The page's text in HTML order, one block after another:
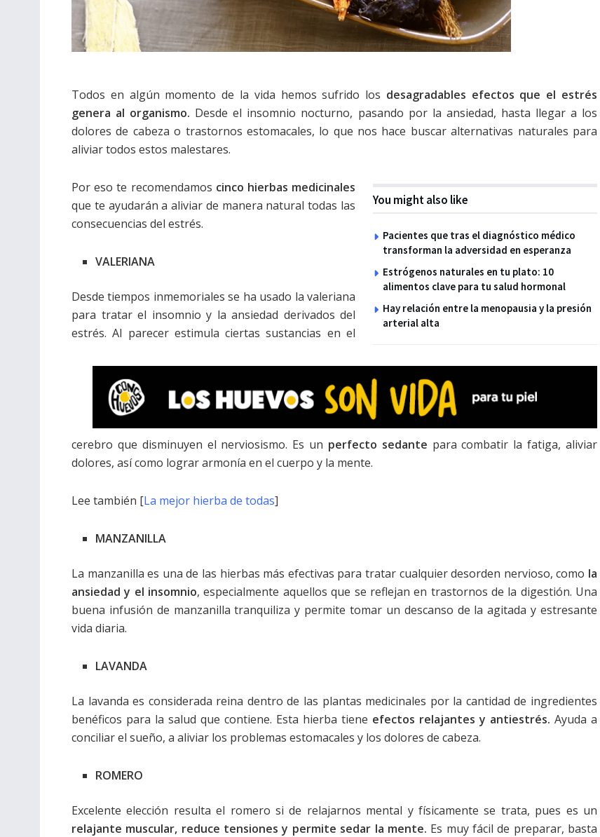
Todos en algún momento de la vida hemos sufrido los desagradables efectos que el estrés
genera al organismo. Desde el insomnio nocturno, pasando por la ansiedad, hasta llegar a los
dolores de cabeza o trastornos estomacales, lo que nos hace buscar alternativas naturales para
aliviar todos estos malestares.
You might also like
Pacientes que tras el diagnóstico médico
transforman la adversidad en esperanza
Estrógenos naturales en tu plato: 10
alimentos clave para tu salud hormonal
Hay relación entre la menopausia y la presión
arterial alta
Por eso te recomendamos cinco hierbas medicinales
que te ayudarán a aliviar de manera natural todas las
consecuencias del estrés.
VALERIANA
Desde tiempos inmemoriales se ha usado la valeriana
para tratar el insomnio y la ansiedad derivados del
estrés. Al parecer estimula ciertas sustancias en el
cerebro que disminuyen el nerviosismo. Es un perfecto sedante para combatir la fatiga, aliviar
dolores, así como lograr armonía en el cuerpo y la mente.
Lee también [La mejor hierba de todas]
MANZANILLA
La manzanilla es una de las hierbas más efectivas para tratar cualquier desorden nervioso, como la
ansiedad y el insomnio, especialmente aquellos que se reflejan en trastornos de la digestión. Una
buena infusión de manzanilla tranquiliza y permite tomar un descanso de la agitada y estresante
vida diaria.
LAVANDA
La lavanda es considerada reina dentro de las plantas medicinales por la cantidad de ingredientes
benéficos para la salud que contiene. Esta hierba tiene efectos relajantes y antiestrés. Ayuda a
conciliar el sueño, a aliviar los problemas estomacales y los dolores de cabeza.
ROMERO
Excelente elección resulta el romero si de relajarnos mental y físicamente se trata, pues es un
relajante muscular, reduce tensiones y permite sedar la mente. Es muy fácil de preparar, basta